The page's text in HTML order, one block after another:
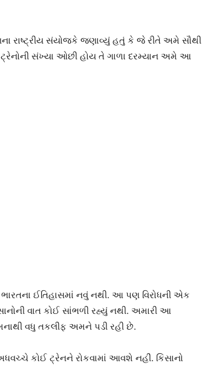
રાષ્ટ્રીય સંયોજકે જણાવ્યું હતું કે જે રીતે અમે સૌથી
સંખ્યા ઓછી હોય તે ગાળા દરમ્યાન અમે આ
ઈતિહાસમાં નવું નથી. આ પણ વિરોધની એક
વાત કોઈ સાંભળી રહ્યું નથી. અમારી આ
વધુ તકલીફ અમને પડી રહી છે.
કોઈ ટ્રેનને રોકવામાં આવશે નહીં. કિસાનો